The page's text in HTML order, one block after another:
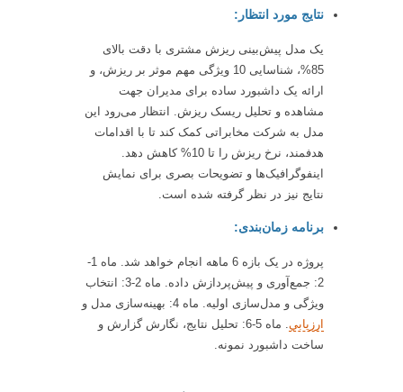
نتایج مورد انتظار:
یک مدل پیش‌بینی ریزش مشتری با دقت بالای
85%، شناسایی 10 ویژگی مهم موثر بر ریزش، و
ارائه یک داشبورد ساده برای مدیران جهت
مشاهده و تحلیل ریسک ریزش. انتظار می‌رود این
مدل به شرکت مخابراتی کمک کند تا با اقدامات
هدفمند، نرخ ریزش را تا 10% کاهش دهد.
اینفوگرافیک‌ها و تضویحات بصری برای نمایش
نتایج نیز در نظر گرفته شده است.
برنامه زمان‌بندی:
2: جمع‌آوری و پیش‌پردازش داده. ماه 2-3: انتخاب
ویژگی و مدل‌سازی اولیه. ماه 4: بهینه‌سازی مدل و
ارزیابي
. ماه 5-6: تحلیل نتایج، نگارش گزارش و
ساخت داشبورد نمونه.